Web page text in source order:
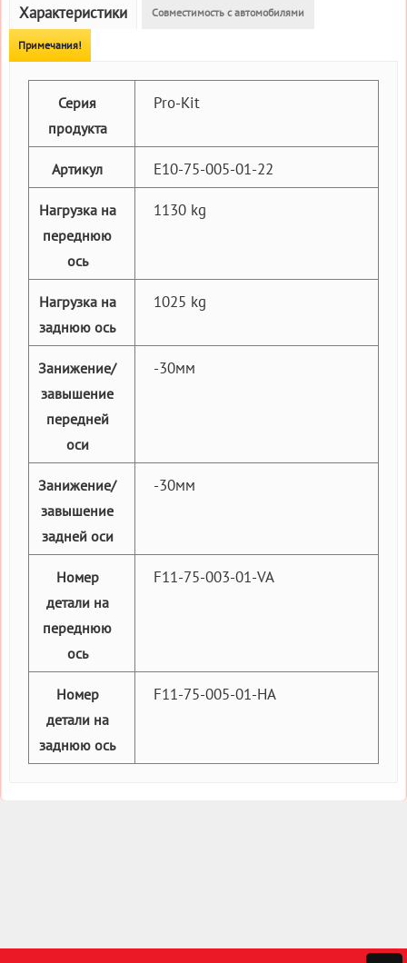
Характеристики Совместимость с автомобилями
Примечания!
Серия
продукта
Pro-Kit
Артикул E10-75-005-01-22
Нагрузка на
переднюю
ось
1130 kg
Нагрузка на
заднюю ось
1025 kg
Занижение/
завышение
передней
оси
-30мм
Занижение/
завышение
задней оси
-30мм
Номер
детали на
переднюю
ось
F11-75-003-01-VA
Номер
детали на
заднюю ось
F11-75-005-01-HA